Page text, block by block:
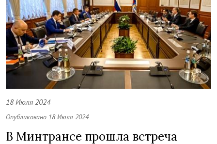
18 Июля 2024
Опубликовано 18 Июля 2024
В Минтрансе прошла встреча